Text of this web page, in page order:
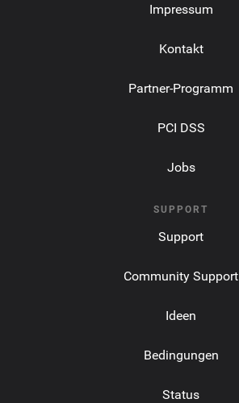
Impressum
Kontakt
Partner-Programm
PCI DSS
Jobs
SUPPORT
Support
Community Support
Ideen
Bedingungen
Status